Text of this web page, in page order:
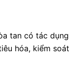
tan có tác dụng
hóa, kiểm soát